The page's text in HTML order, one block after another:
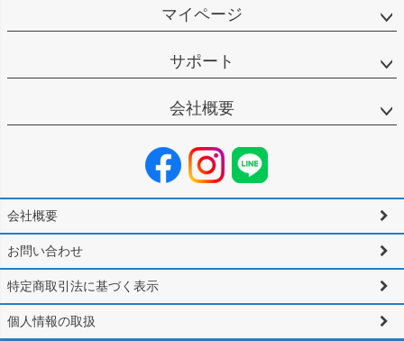
マイページ
サポート
会社概要
会社概要
お問い合わせ
特定商取引法に基づく表示
個人情報の取扱